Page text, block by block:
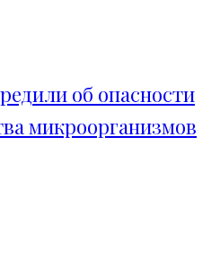
об опасности
микроорганизмов